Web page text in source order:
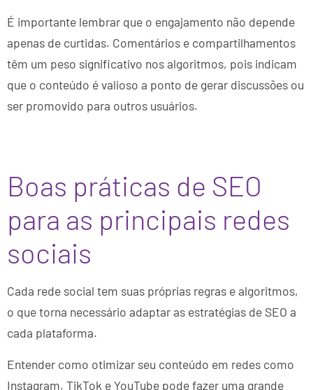
É importante lembrar que o engajamento não depende
apenas de curtidas. Comentários e compartilhamentos
têm um peso significativo nos algoritmos, pois indicam
que o conteúdo é valioso a ponto de gerar discussões ou
ser promovido para outros usuários.
Boas práticas de SEO
para as principais redes
sociais
Cada rede social tem suas próprias regras e algoritmos,
o que torna necessário adaptar as estratégias de SEO a
cada plataforma.
Entender como otimizar seu conteúdo em redes como
Instagram, TikTok e YouTube pode fazer uma grande